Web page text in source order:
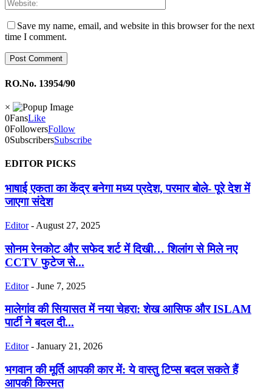
Save my name, email, and website in this browser for the next
time I comment.
RO.No. 13954/90
×
0FansLike
0FollowersFollow
0SubscribersSubscribe
EDITOR PICKS
भाषाई एकता का केंद्र बनेगा मध्य प्रदेश, परमार बोले- पूरे देश में
जाएगा संदेश
Editor - August 27, 2025
सोनम रेनकोट और सफेद शर्ट में दिखी… शिलांग से मिले नए
CCTV फुटेज से...
Editor - June 7, 2025
मालेगांव की सियासत में नया चेहरा: शेख आसिफ और ISLAM
पार्टी ने बदल दी...
Editor - January 21, 2026
भगवान की मूर्ति आपकी कार में: ये वास्तु टिप्स बदल सकते हैं
आपकी किस्मत